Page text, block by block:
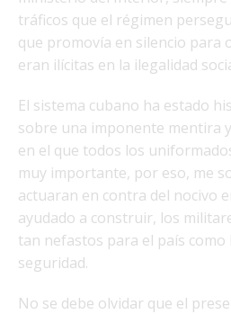
tráficos que el régimen
que promovía en silencio para
eran ilícitas en la ilegalidad
El sistema cubano ha estado
sobre una imponente mentira
en el que todos los
muy importante, por eso, me
actuaran en contra del nocivo
ayudado a construir, los
tan nefastos para el país
seguridad.
No se debe olvidar que el